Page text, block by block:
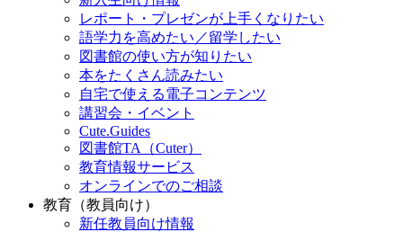
レポート・プレゼンが上手くなりたい
語学力を高めたい／留学したい
図書館の使い方が知りたい
本をたくさん読みたい
自宅で使える電子コンテンツ
講習会・イベント
Cute.Guides
図書館TA（Cuter）
教育情報サービス
オンラインでのご相談
教育（教員向け）
新任教員向け情報